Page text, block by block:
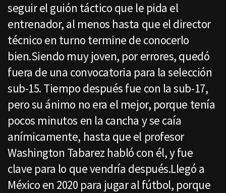
seguir el guión táctico que le pida el
entrenador, al menos hasta que el director
técnico en turno termine de conocerlo
bien.Siendo muy joven, por errores, quedó
fuera de una convocatoria para la selección
sub-15. Tiempo después fue con la sub-17,
pero su ánimo no era el mejor, porque tenía
pocos minutos en la cancha y se caía
anímicamente, hasta que el profesor
Washington Tabarez habló con él, y fue
clave para lo que vendría después.Llegó a
México en 2020 para jugar al fútbol, porque